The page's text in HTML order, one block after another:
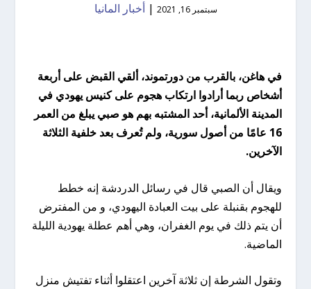
سبتمبر 16, 2021 |أخبار المانيا
في هاغن، بالقرب من دورتموند، ألقي القبض على أربعة
أشخاص ربما أرادوا ارتكاب هجوم على كنيس يهودي في
المدينة الألمانية،أحد المشتبه بهم هو صبي يبلغ من العمر
16 عامًا من أصول سورية، ولم تُعرف بعد خلفية الثلاثة
الآخرين.
ويقال أن الصبي قال في رسائل الدردشة إنه خطط
للهجوم بقنبلة على بيت العبادة اليهودي، و من المفترض
أن يتم ذلك في يوم الغفران، وهي أهم عطلة يهودية الليلة
الماضية.
وتقول الشرطة إن ثلاثة آخرين اعتقلوا أثناء تفتيش منزل